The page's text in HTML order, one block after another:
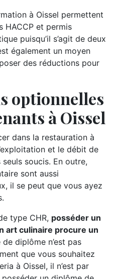
à Oissel permettent
HACCP et permis
puisqu’il s’agit de deux
également un moyen
des réductions pour
optionnelles
à Oissel
dans la restauration à
et le débit de
soucis. En outre,
sont aussi
il se peut que vous ayez
type CHR, posséder un
art culinaire procure un
diplôme n’est pas
que vous souhaitez
à Oissel, il n’est par